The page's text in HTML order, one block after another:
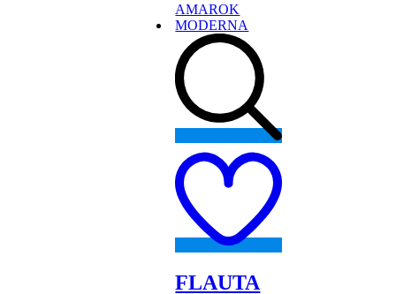
wishlist
FLAUTA